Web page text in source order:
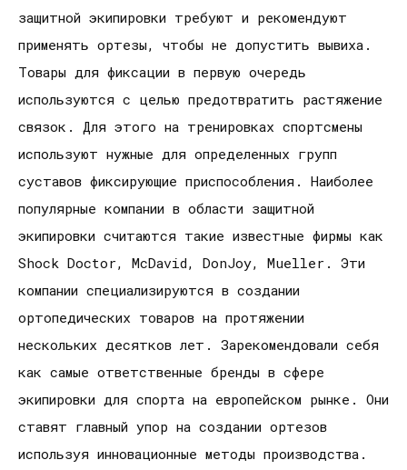
защитной экипировки требуют и рекомендуют
применять ортезы, чтобы не допустить вывиха.
Товары для фиксации в первую очередь
используются с целью предотвратить растяжение
связок. Для этого на тренировках спортсмены
используют нужные для определенных групп
суставов фиксирующие приспособления. Наиболее
популярные компании в области защитной
экипировки считаются такие известные фирмы как
Shock Doctor, McDavid, DonJoy, Mueller. Эти
компании специализируются в создании
ортопедических товаров на протяжении
нескольких десятков лет. Зарекомендовали себя
как самые ответственные бренды в сфере
экипировки для спорта на европейском рынке. Они
ставят главный упор на создании ортезов
используя инновационные методы производства.